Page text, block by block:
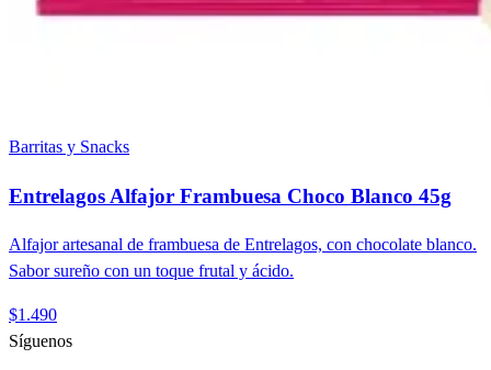
Barritas y Snacks
Entrelagos Alfajor Frambuesa Choco Blanco 45g
Alfajor artesanal de frambuesa de Entrelagos, con chocolate blanco.
Sabor sureño con un toque frutal y ácido.
$1.490
Síguenos